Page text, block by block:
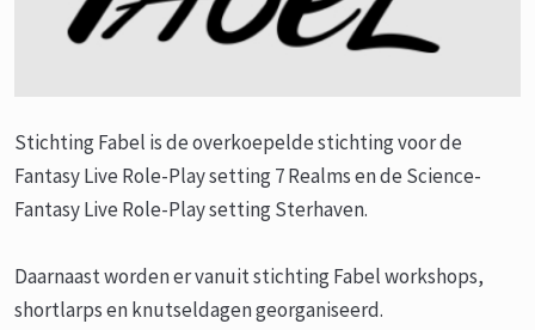
Stichting Fabel is de overkoepelde stichting voor de
Fantasy Live Role-Play setting 7 Realms en de Science-
Fantasy Live Role-Play setting Sterhaven.
Daarnaast worden er vanuit stichting Fabel workshops,
shortlarps en knutseldagen georganiseerd.